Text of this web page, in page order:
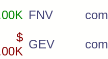
FNV
com
$
GEV
com